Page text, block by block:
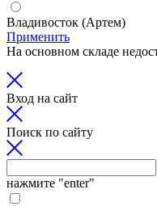
Владивосток (Артем)
Применить
На основном складе
Вход на сайт
Поиск по сайту
нажмите "enter"